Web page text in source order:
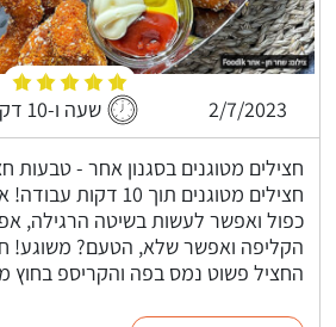
2/7/2023 שעה ו-10 דקות
חצילים מטוגנים בסגנון אחר - טבעות
חצילים מטוגנים תוך
כפול ואפשר לעשות בשיטה הרגילה,
הקליפה ואפשר שלא, הטעם? משוגע!
החציל פשוט נמס בפה והקריספ בחוץ